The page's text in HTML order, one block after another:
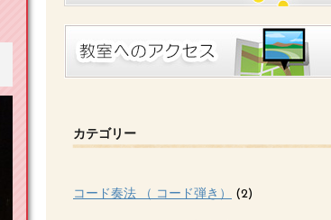
カテゴリー
コード奏法 （ コード弾き） (2)